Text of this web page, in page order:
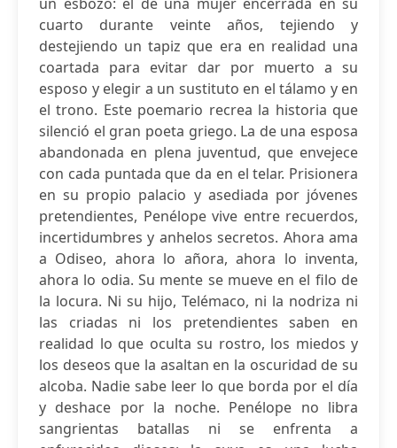
cuarto durante veinte años, tejiendo y
destejiendo un tapiz que era en realidad una
coartada para evitar dar por muerto a su
esposo y elegir a un sustituto en el tálamo y en
el trono. Este poemario recrea la historia que
silenció el gran poeta griego. La de una esposa
abandonada en plena juventud, que envejece
con cada puntada que da en el telar. Prisionera
en su propio palacio y asediada por jóvenes
pretendientes, Penélope vive entre recuerdos,
incertidumbres y anhelos secretos. Ahora ama
a Odiseo, ahora lo añora, ahora lo inventa,
ahora lo odia. Su mente se mueve en el filo de
la locura. Ni su hijo, Telémaco, ni la nodriza ni
las criadas ni los pretendientes saben en
realidad lo que oculta su rostro, los miedos y
los deseos que la asaltan en la oscuridad de su
alcoba. Nadie sabe leer lo que borda por el día
y deshace por la noche. Penélope no libra
sangrientas batallas ni se enfrenta a